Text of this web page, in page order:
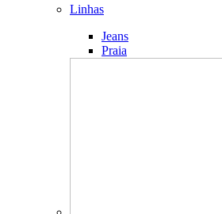
Linhas
Jeans
Praia